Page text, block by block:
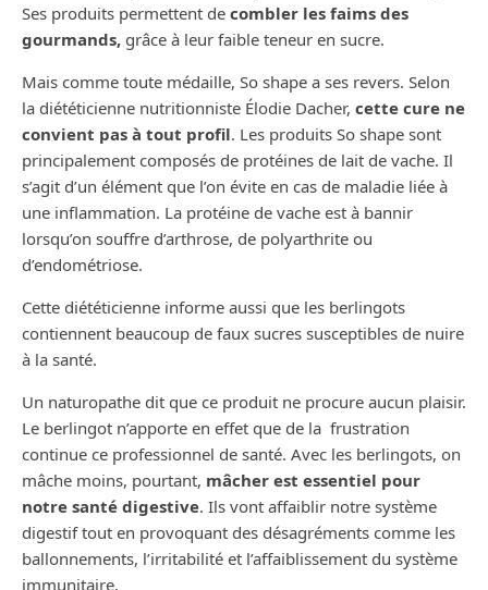
Ses produits permettent de combler les faims des
gourmands, grâce à leur faible teneur en sucre.
Mais comme toute médaille, So shape a ses revers. Selon
la diététicienne nutritionniste Élodie Dacher, cette cure ne
convient pas à tout profil. Les produits So shape sont
principalement composés de protéines de lait de vache. Il
s’agit d’un élément que l’on évite en cas de maladie liée à
une inflammation. La protéine de vache est à bannir
lorsqu’on souffre d’arthrose, de polyarthrite ou
d’endométriose.
Cette diététicienne informe aussi que les berlingots
contiennent beaucoup de faux sucres susceptibles de nuire
à la santé.
Un naturopathe dit que ce produit ne procure aucun plaisir.
Le berlingot n’apporte en effet que de la frustration
continue ce professionnel de santé. Avec les berlingots, on
mâche moins, pourtant, mâcher est essentiel pour
notre santé digestive. Ils vont affaiblir notre système
digestif tout en provoquant des désagréments comme les
ballonnements, l’irritabilité et l’affaiblissement du système
immunitaire.